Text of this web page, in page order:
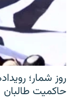
روز شمار؛
حاکمیت طالبان